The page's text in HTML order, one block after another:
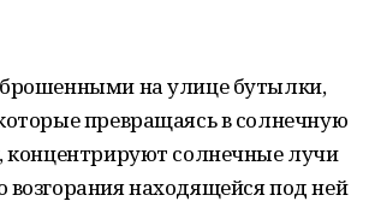
брошенными на улице бутылки,
превращаясь в солнечную
концентрируют солнечные лучи
возгорания находящейся под ней